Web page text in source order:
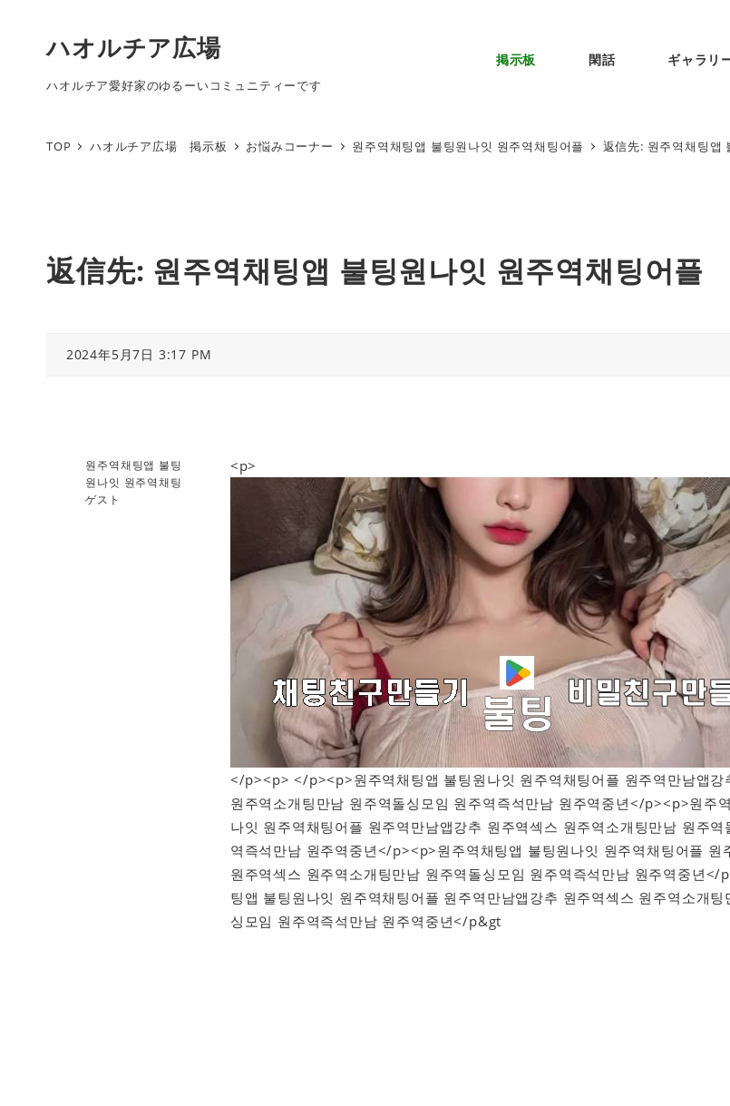
ハオルチア広場
ハオルチア愛好家のゆるーいコミュニティーです
掲示板 閑話 ギャラリ
TOP ハオルチア広場 掲示板 お悩みコーナー 원주역채팅앱 불팅원나잇 원주역채팅어플 返信先: 원주역채팅앱
返信先: 원주역채팅앱 불팅원나잇 원주역채팅어플
2024年5月7日 3:17 PM
원주역채팅앱 불팅
원나잇 원주역채팅
ゲスト
<p>
</p><p> </p><p>원주역채팅앱 불팅원나잇 원주역채팅어플 원주역만남앱강
원주역소개팅만남 원주역돌싱모임 원주역즉석만남 원주역중년</p><p>원주
나잇 원주역채팅어플 원주역만남앱강추 원주역섹스 원주역소개팅만남 원주역
역즉석만남 원주역중년</p><p>원주역채팅앱 불팅원나잇 원주역채팅어플 원
원주역섹스 원주역소개팅만남 원주역돌싱모임 원주역즉석만남 원주역중년</
팅앱 불팅원나잇 원주역채팅어플 원주역만남앱강추 원주역섹스 원주역소개팅
싱모임 원주역즉석만남 원주역중년</p&gt